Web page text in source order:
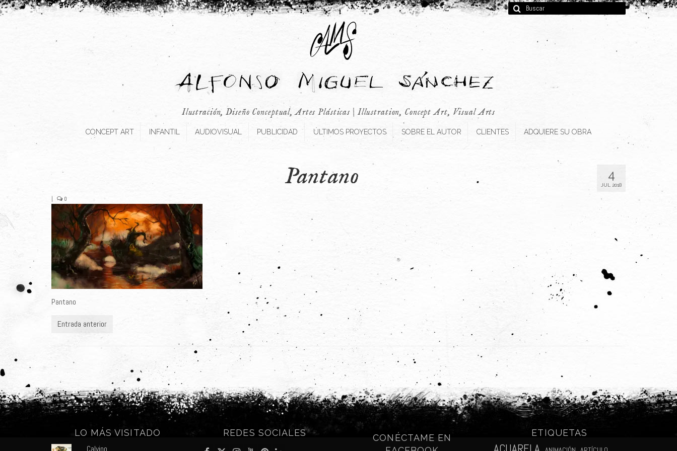
Buscar
por:
Ilustración, Diseño Conceptual, Artes Plásticas | Illustration, Concept Art, Visual Arts
CONCEPT ART INFANTIL AUDIOVISUAL PUBLICIDAD ÚLTIMOS PROYECTOS SOBRE EL AUTOR CLIENTES ADQUIERE SU OBRA
4
JUL 2018
Pantano
0
Pantano
Entrada anterior
LO MÁS VISITADO
REDES SOCIALES
CONÉCTAME EN
ETIQUETAS